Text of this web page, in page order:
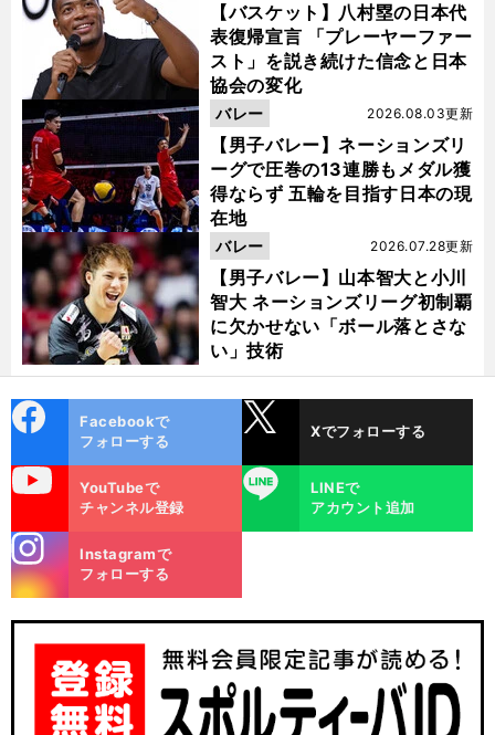
【バスケット】八村塁の日本代
表復帰宣言 「プレーヤーファー
スト」を説き続けた信念と日本
協会の変化
【男子バレー】ネーションズリ
ーグで圧巻の13連勝もメダル獲
得ならず 五輪を目指す日本の現
在地
2026.08.03更新
バレー
【男子バレー】山本智大と小川
智大 ネーションズリーグ初制覇
に欠かせない「ボール落とさな
い」技術
2026.07.28更新
バレー
ok
Facebookで
フォローする
Xでフォローする
YouTubeで
チャンネル登録
LINE
LINEで
アカウント追加
m
Instagramで
フォローする